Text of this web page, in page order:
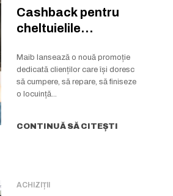
Cashback pentru
cheltuielile
cadastrale la
creditul imobiliar...
Maib lansează o nouă promoție
dedicată clienților care își doresc
să cumpere, să repare, să finiseze
o locuință...
CONTINUĂ SĂ CITEȘTI
ACHIZIȚII